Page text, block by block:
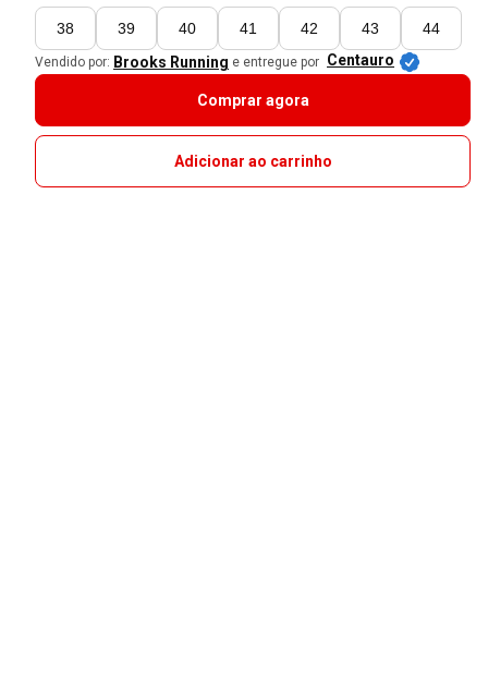
38 39 40 41 42 43 44
Vendido por: Brooks Running e entregue por Centauro
Comprar agora
Adicionar ao carrinho